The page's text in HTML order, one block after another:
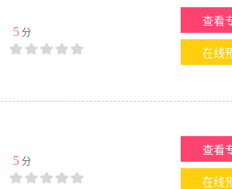
5 分
查看
在线
5 分
查看
在线